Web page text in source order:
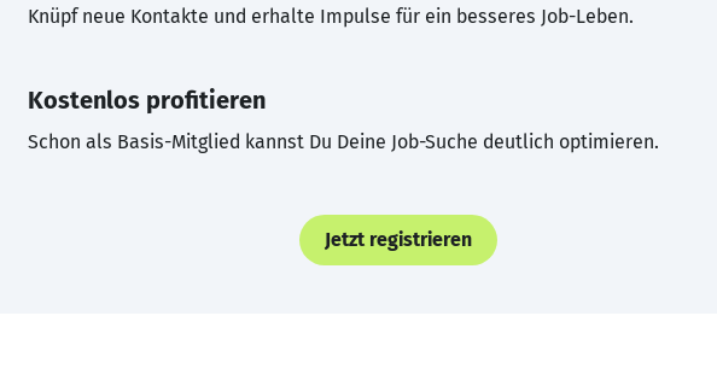
Knüpf neue Kontakte und erhalte Impulse für ein besseres Job-Leben.
Kostenlos profitieren
Schon als Basis-Mitglied kannst Du Deine Job-Suche deutlich optimieren.
Jetzt registrieren